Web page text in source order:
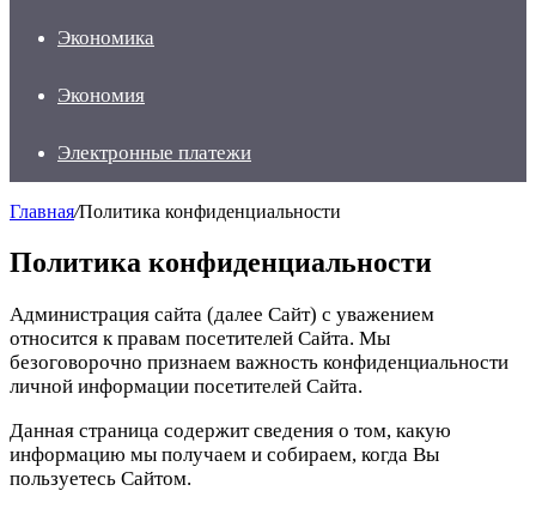
Экономика
Экономия
Электронные платежи
Главная/Политика конфиденциальности
Политика конфиденциальности
Администрация сайта (далее Сайт) с уважением
относится к правам посетителей Сайта. Мы
безоговорочно признаем важность конфиденциальности
личной информации посетителей Сайта.
Данная страница содержит сведения о том, какую
информацию мы получаем и собираем, когда Вы
пользуетесь Сайтом.